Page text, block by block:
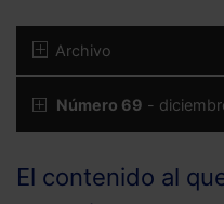
Archivo
Número 69 -
El contenido al